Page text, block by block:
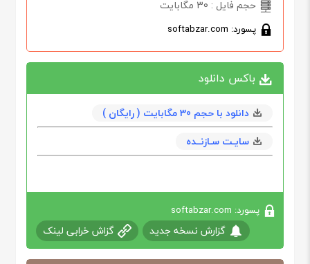
حجم فایل : 30 مگابایت
پسورد: softabzar.com
باکس دانلود
دانلود با حجم 30 مگابایت ( رایگان )
سایـت سـازنــده
پسورد: softabzar.com
گزارش نسخه جدید گزاش خرابی لینک